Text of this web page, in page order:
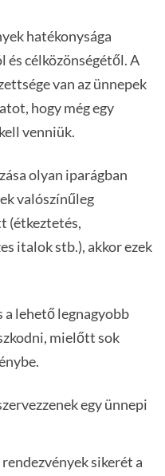
hatékonysága
és célközönségétől. A
van az ünnepek
hogy még egy
venniük.
olyan iparágban
valószínűleg
(étkeztetés,
italok stb.), akkor ezek
lehető legnagyobb
mielőtt sok
egy ünnepi
sikerét a